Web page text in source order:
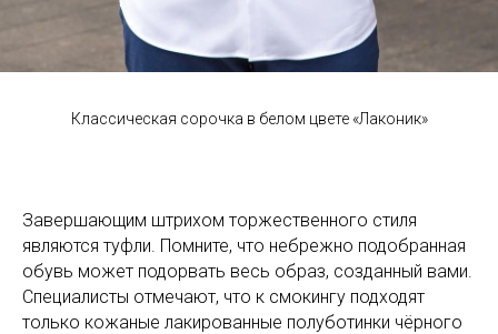
Классическая сорочка в белом цвете «Лаконик»
Завершающим штрихом торжественного стиля
являются туфли. Помните, что небрежно подобранная
обувь может подорвать весь образ, созданный вами.
Специалисты отмечают, что к смокингу подходят
только кожаные лакированные полуботинки чёрного